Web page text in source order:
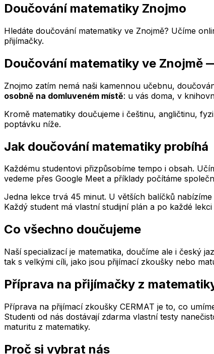
Doučování matematiky Znojmo
Hledáte doučování matematiky ve Znojmě? Učíme
přijímačky.
Doučování matematiky ve Znojmě
Znojmo zatím nemá naši kamennou učebnu,
osobně na domluveném místě: u vás doma, v
Kromě matematiky doučujeme i češtinu, angličtinu,
poptávku níže.
Jak doučování matematiky probíhá
Každému studentovi přizpůsobíme tempo i obsah.
vedeme přes Google Meet a příklady počítáme
Jedna lekce trvá 45 minut. U větších balíčků
Každý student má vlastní studijní plán a po každé
Co všechno doučujeme
Naší specializací je matematika, doučíme ale i český
tak s velkými cíli, jako jsou přijímací zkoušky nebo
Příprava na přijímačky z
Příprava na přijímací zkoušky CERMAT je to, co
Studenti od nás dostávají zdarma vlastní testy
maturitu z matematiky.
Proč si vybrat nás